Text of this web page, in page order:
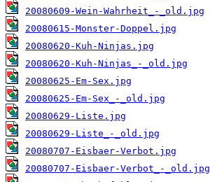
20080609-Wein-Wahrheit_-_old.jpg
20080615-Monster-Doppel.jpg
20080620-Kuh-Ninjas.jpg
20080620-Kuh-Ninjas_-_old.jpg
20080625-Em-Sex.jpg
20080625-Em-Sex_-_old.jpg
20080629-Liste.jpg
20080629-Liste_-_old.jpg
20080707-Eisbaer-Verbot.jpg
20080707-Eisbaer-Verbot_-_old.jpg